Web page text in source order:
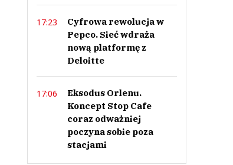
17:23
Cyfrowa rewolucja w
Pepco. Sieć wdraża
nową platformę z
Deloitte
17:06
Eksodus Orlenu.
Koncept Stop Cafe
coraz odważniej
poczyna sobie poza
stacjami